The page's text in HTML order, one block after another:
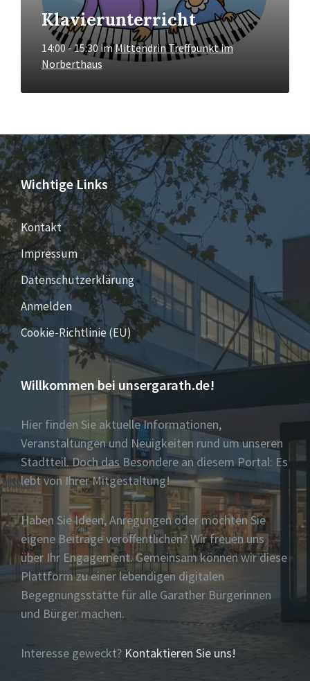
Klavierunterricht
14:00 - 15:30 imMittendrin Treffpunkt im
Norberthaus
Wichtige Links
Kontakt
Impressum
Datenschutzerklärung
Anmelden
Cookie-Richtlinie (EU)
Willkommen bei unsergarath.de!
Hier finden Sie aktuelle Informationen,
Veranstaltungen und Neuigkeiten rund um unseren
Stadtteil. Doch das Besondere an diesem Portal: Es
lebt von Ihrer Mitgestaltung!
Haben Sie Ideen, Anregungen oder möchten Sie
eigene Beiträge veröffentlichen? Wir freuen uns
über Ihr Engagement. Gemeinsam können wir diese
Plattform zu einer lebendigen digitalen
Begegnungsstätte für alle Garather Bürgerinnen
und Bürger machen.
Interesse geweckt? Kontaktieren Sie uns!